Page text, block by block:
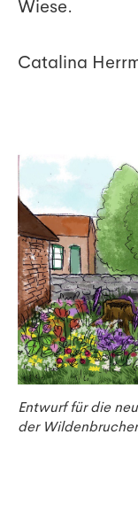
Wiese.
Catalina
Entwurf für die
der